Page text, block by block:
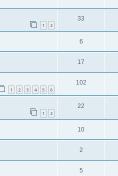
1 2
33
6
17
1 2 3 4 5 6
102
1 2
22
10
2
5